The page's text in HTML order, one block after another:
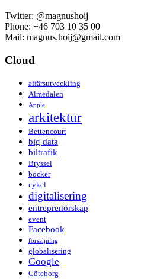
Twitter: @magnushoij
Phone: +46 703 10 35 00
Mail: magnus.hoij@gmail.com
Cloud
affärsutveckling
Almedalen
Apple
arkitektur
Bettencourt
big data
biltrafik
Bryssel
böcker
cykel
digitalisering
entreprenörskap
event
Facebook
försäljning
globalisering
Google
Göteborg